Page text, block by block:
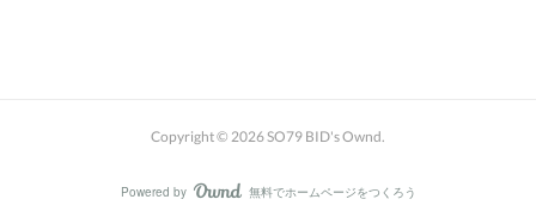
Copyright © 2026SO79 BID's Ownd.
Powered by AmebaOwnd
無料でホームページをつくろう